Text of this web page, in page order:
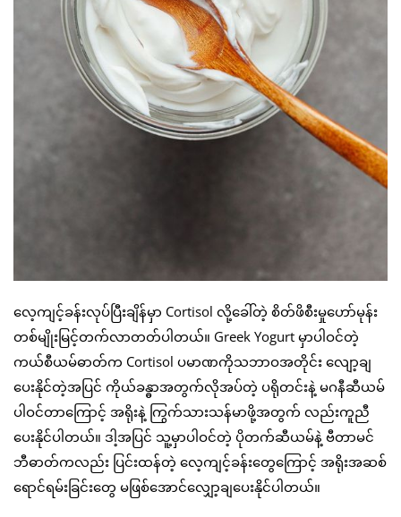
လေ့ကျင့်ခန်းလုပ်ပြီးချိန်မှာ Cortisol လို့ခေါ်တဲ့ စိတ်ဖိစီးမှုဟော်မုန်း
တစ်မျိုးမြင့်တက်လာတတ်ပါတယ်။ Greek Yogurt မှာပါဝင်တဲ့
ကယ်စီယမ်ဓာတ်က Cortisol ပမာဏကိုသဘာဝအတိုင်း လျော့ချ
ပေးနိုင်တဲ့အပြင် ကိုယ်ခန္ဓာအတွက်လိုအပ်တဲ့ ပရိုတင်းနဲ့ မဂနီဆီယမ်
ပါဝင်တာကြောင့် အရိုးနဲ့ ကြွက်သားသန်မာဖို့အတွက် လည်းကူညီ
ပေးနိုင်ပါတယ်။ ဒါ့အပြင် သူ့မှာပါဝင်တဲ့ ပိုတက်ဆီယမ်နဲ့ ဗီတာမင်
ဘီဓာတ်ကလည်း ပြင်းထန်တဲ့ လေ့ကျင့်ခန်းတွေကြောင့် အရိုးအဆစ်
ရောင်ရမ်းခြင်းတွေ မဖြစ်အောင်လျှော့ချပေးနိုင်ပါတယ်။